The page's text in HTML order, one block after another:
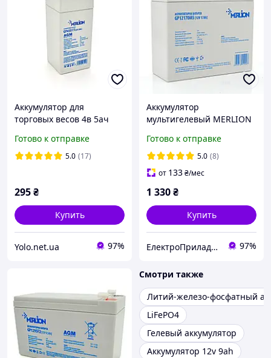
Аккумулятор для
торговых весов 4в 5ач
свинцово-кислотный
аккумуляторная батарея
Готово к отправке
5.0 (17)
295₴
Купить
Yolo.net.ua 97%
Аккумулятор
мультигелевый MERLION
GP12170M5 (батарея для
ИБП)
Готово к отправке
5.0 (8)
от 133₴/мес
1 330₴
Купить
ЕлектроПриладТехСервіс 97%
Смотри также
Литий-железо-фосфатный
LiFePO4
Гелевый аккумулятор
Аккумулятор 12v 9ah